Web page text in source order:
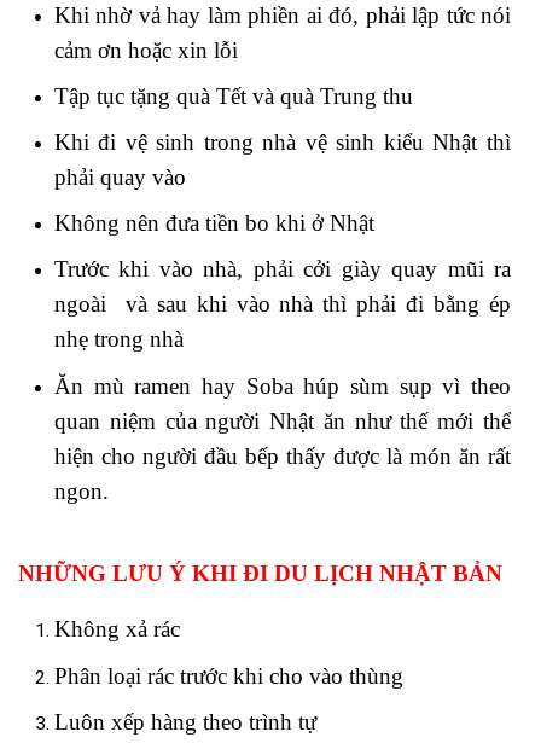
Khi nhờ vả hay làm phiền ai đó, phải lập tức nói
cảm ơn hoặc xin lỗi
Tập tục tặng quà Tết và quà Trung thu
Khi đi vệ sinh trong nhà vệ sinh kiểu Nhật thì
phải quay vào
Không nên đưa tiền bo khi ở Nhật
Trước khi vào nhà, phải cởi giày quay mũi ra
ngoài và sau khi vào nhà thì phải đi bằng ép
nhẹ trong nhà
Ăn mù ramen hay Soba húp sùm sụp vì theo
quan niệm của người Nhật ăn như thế mới thể
hiện cho người đầu bếp thấy được là món ăn rất
ngon.
NHỮNG LƯU Ý KHI ĐI DU LỊCH NHẬT BẢN
Không xả rác
Phân loại rác trước khi cho vào thùng
Luôn xếp hàng theo trình tự